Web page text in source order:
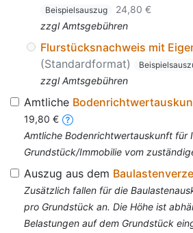
Beispielsauszug
24,80 €
zzgl Amtsgebühren
Flurstücksnachweis mit
(Standardformat)
zzgl Amtsgebühren
Amtliche
19,80 €
Amtliche Bodenrichtwertauskunft für
Grundstück/Immobilie vom
Auszug aus dem
Zusätzlich fallen für die
pro Grundstück an. Die Höhe ist
Belastungen auf dem Grundstück